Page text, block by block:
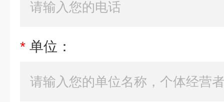
* 单位：